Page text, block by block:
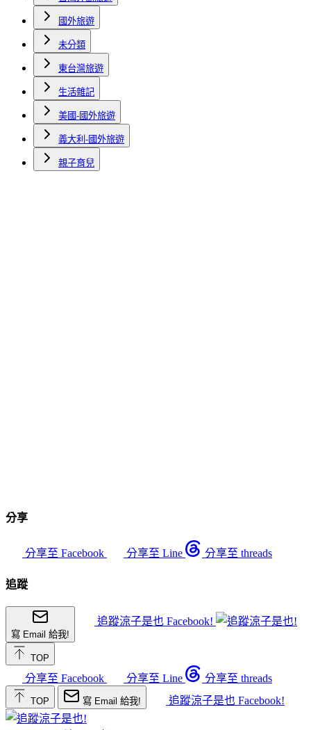
國外旅遊
未分類
東台灣旅遊
生活雜記
美國-國外旅遊
義大利-國外旅遊
親子育兒
分享
分享至 Facebook 分享至 Line 分享至 threads
追蹤
寫 Email 給我!
追蹤涼子是也 Facebook!
TOP
分享至 Facebook 分享至 Line 分享至 threads
TOP 寫 Email 給我! 追蹤涼子是也 Facebook!